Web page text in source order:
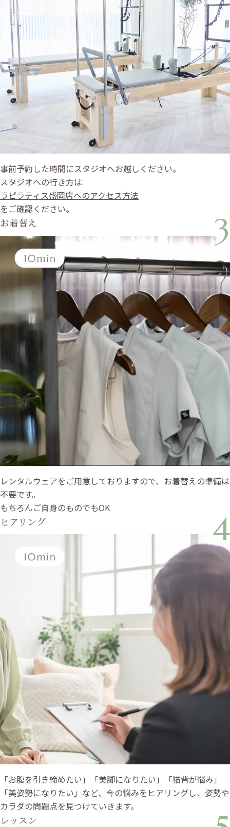
事前予約した時間にスタジオへお越しください。
スタジオへの行き方は
ラピラティス盛岡店へのアクセス方法
をご確認ください。
3
お着替え
レンタルウェアをご用意しておりますので、お着替えの準備は
不要です。
もちろんご自身のものでもOK
4
ヒアリング
「お腹を引き締めたい」「美脚になりたい」「猫背が悩み」
「美姿勢になりたい」など、今の悩みをヒアリングし、姿勢や
カラダの問題点を見つけていきます。
レッスン